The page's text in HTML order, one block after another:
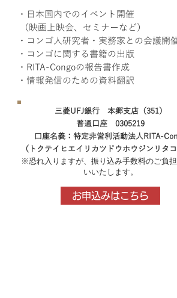
・日本国内でのイベント開催
（映画上映会、セミナーなど）
・コンゴ人研究者・実務家との会議開
・コンゴに関する書籍の出版
・RITA-Congoの報告書作成
・情報発信のための資料翻訳
三菱UFJ銀行 本郷支店（351）
普通口座 0305219
口座名義：特定非営利活動法人RITA-
（トクテイヒエイリカツドウホウジンリタコ
※恐れ入りますが、振り込み手数料のご負
いいたします。
お申込みはこちら